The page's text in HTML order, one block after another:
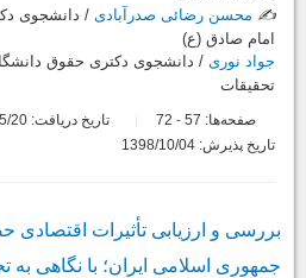
✍️ محسن رضائی صدرآبادی / دانشجوی
امام صادق (ع)
جواد نوری / دانشجوی دکتری حقوق
تحقیقات
صفحه‌ها: 57
-
تاریخ دریافت: 1398/05/20
تاریخ پذیرش: 1398/10/04
بررسی و ارزیابی تأثیرات اقتصادی
جمهوری اسلامی ایران؛ با نگاهی